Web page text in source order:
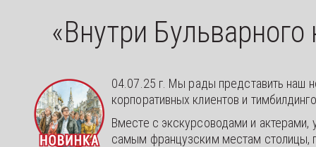
«Внутри
04.07.25 г. Мы рады представить наш
корпоративных клиентов и
Вместе с экскурсоводами и актерами,
самым французским местам столицы,